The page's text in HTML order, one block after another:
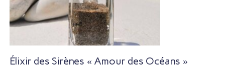
Élixir des Sirènes « Amour des Océans »